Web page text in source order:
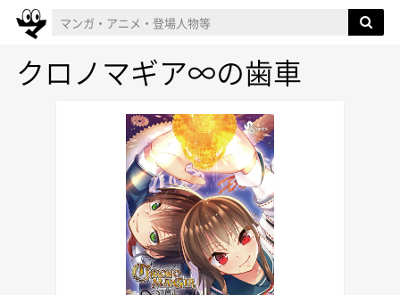
クロノマギア∞の歯車